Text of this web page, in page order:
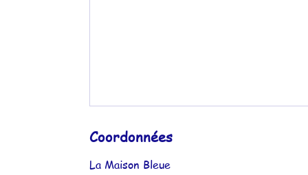
Coordonnées
La Maison Bleue